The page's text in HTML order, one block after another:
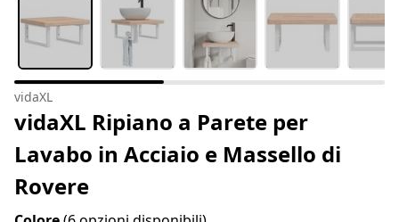
vidaXL
vidaXL Ripiano a Parete per
Lavabo in Acciaio e Massello di
Rovere